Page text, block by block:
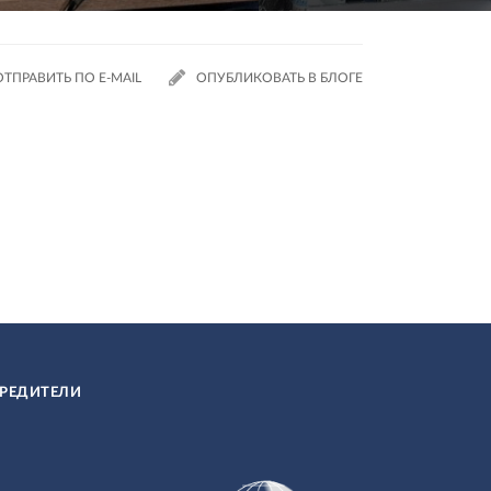
ПО E-MAIL ОПУБЛИКОВАТЬ В БЛОГЕ